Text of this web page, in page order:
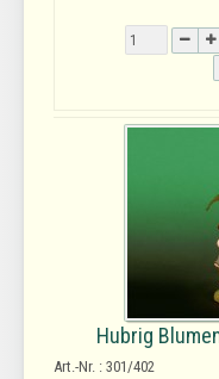
Hubrig
Art.-Nr. : 301/402